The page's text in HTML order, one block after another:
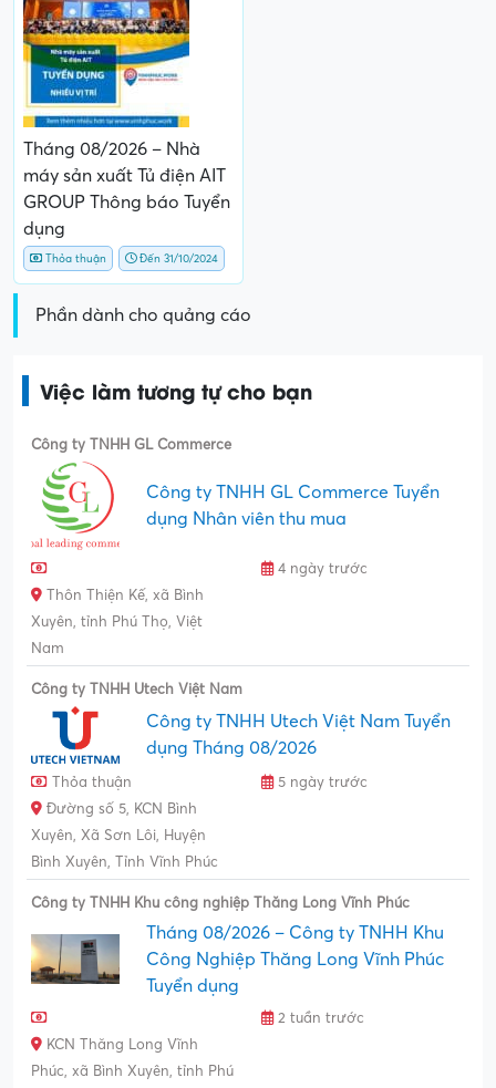
Tháng 08/2026 – Nhà
máy sản xuất Tủ điện AIT
GROUP Thông báo Tuyển
dụng
Thỏa thuận Đến 31/10/2024
Phần dành cho quảng cáo
Việc làm tương tự cho bạn
Công ty TNHH GL Commerce
Công ty TNHH GL Commerce Tuyển
dụng Nhân viên thu mua
4 ngày trước
Thôn Thiện Kế, xã Bình
Xuyên, tỉnh Phú Thọ, Việt
Nam
Công ty TNHH Utech Việt Nam
Công ty TNHH Utech Việt Nam Tuyển
dụng Tháng 08/2026
Thỏa thuận
5 ngày trước
Đường số 5, KCN Bình
Xuyên, Xã Sơn Lôi, Huyện
Bình Xuyên, Tỉnh Vĩnh Phúc
Công ty TNHH Khu công nghiệp Thăng Long Vĩnh Phúc
Tháng 08/2026 – Công ty TNHH Khu
Công Nghiệp Thăng Long Vĩnh Phúc
Tuyển dụng
2 tuần trước
KCN Thăng Long Vĩnh
Phúc, xã Bình Xuyên, tỉnh Phú